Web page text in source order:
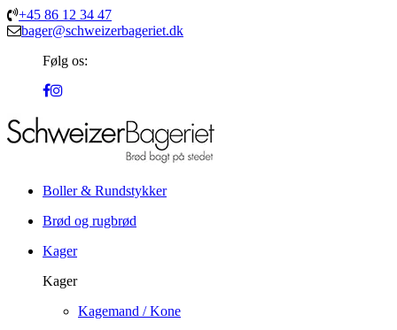
+45 86 12 34 47
bager@schweizerbageriet.dk
Følg os:
Boller & Rundstykker
Brød og rugbrød
Kager
Kager
Kagemand / Kone